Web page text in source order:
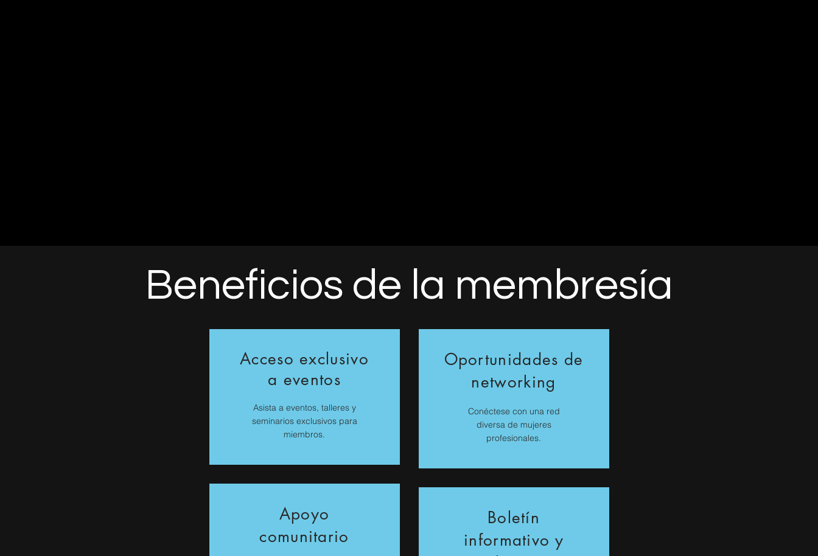
Beneficios de la membresía
Acceso exclusivo
a eventos
Asista a eventos, talleres y
seminarios exclusivos para
miembros.
Apoyo
comunitario
Oportunidades de
networking
Conéctese con una red
diversa de mujeres
profesionales.
Boletín
informativo y